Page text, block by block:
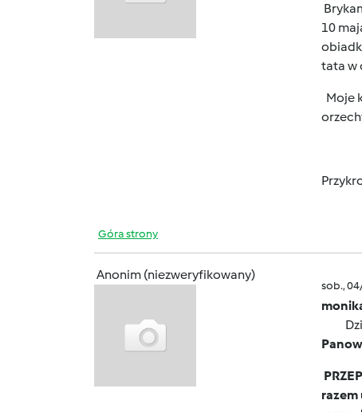
10
tata w
Moje
Góra strony
Anonim (niezweryfikowany)
sob.,
razem